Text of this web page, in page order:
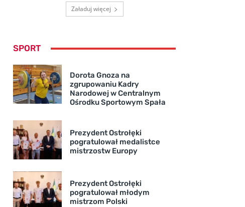
Załaduj więcej
SPORT
Dorota Gnoza na
zgrupowaniu Kadry
Narodowej w Centralnym
Ośrodku Sportowym Spała
Prezydent Ostrołęki
pogratulował medalistce
mistrzostw Europy
Prezydent Ostrołęki
pogratulował młodym
mistrzom Polski